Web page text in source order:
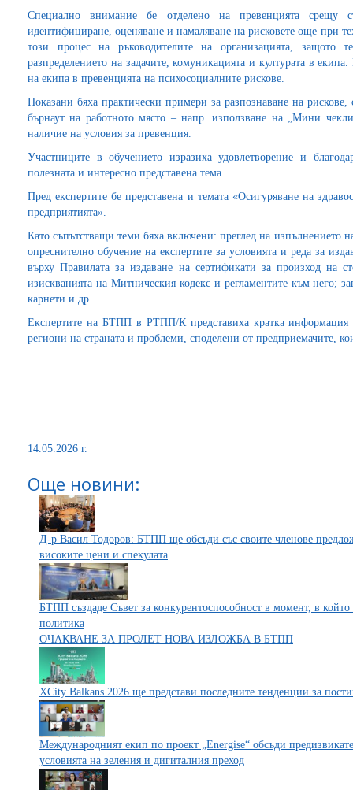
Специално внимание бе отделено на превенцията срещу
идентифициране, оценяване и намаляване на рисковете още при
този процес на ръководителите на организацията, защото
разпределението на задачите, комуникацията и културата в
на екипа в превенцията на психосоциалните рискове.
Показани бяха практически примери за разпознаване на рискове,
бърнаут на работното място – напр. използване на „Мини
наличие на условия за превенция.
Участниците в обучението изразиха удовлетворение и
полезната и интересно представена тема.
Пред експертите бе представена и темата «Осигуряване на
предприятията».
Като съпътстващи теми бяха включени: преглед на изпълнението
опреснително обучение на експертите за условията и реда за
върху Правилата за издаване на сертификати за произход на
изискванията на Митническия кодекс и регламентите към него;
карнети и др.
Експертите на БТПП в РТПП/К представиха кратка информация
региони на страната и проблеми, споделени от предприемачите,
14.05.2026 г.
Още новини:
Д-р Васил Тодоров: БТПП ще обсъди със своите членове
високите цени и спекулата
БТПП създаде Съвет за конкурентоспособност в момент, в
политика
ОЧАКВАНЕ ЗА ПРОЛЕТ НОВА ИЗЛОЖБА В БТПП
XCity Balkans 2026 ще представи последните тенденции за
Международният екип по проект „Energise“ обсъди
условията на зеления и дигиталния преход